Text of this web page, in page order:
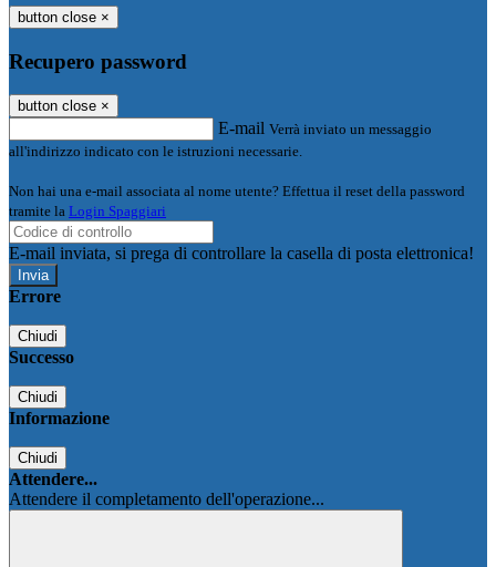
button close ×
Recupero password
button close ×
E-mail Verrà inviato un messaggio
all'indirizzo indicato con le istruzioni necessarie.
Non hai una e-mail associata al nome utente? Effettua il reset della password
tramite la Login Spaggiari
E-mail inviata, si prega di controllare la casella di posta elettronica!
Errore
Chiudi
Successo
Chiudi
Informazione
Chiudi
Attendere...
Attendere il completamento dell'operazione...